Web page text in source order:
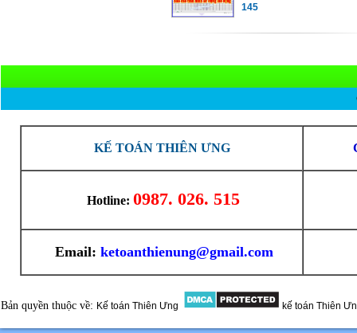
145
KẾ TOÁN THIÊN ƯNG
Hotline: 0987. 026. 515
Email: ketoanthienung@gmail.com
Bản quyền thuộc về: Kế toán Thiên Ưng kế toán Thiên